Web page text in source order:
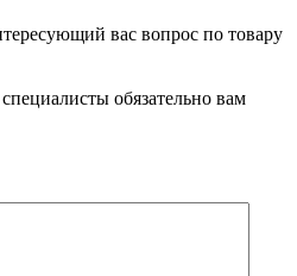
вас вопрос по товару
обязательно вам